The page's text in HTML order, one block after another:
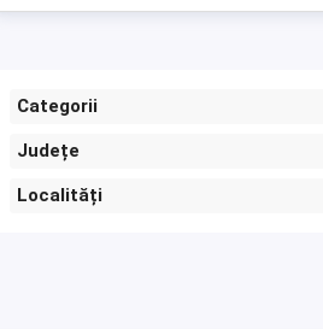
Categorii
Județe
Localități